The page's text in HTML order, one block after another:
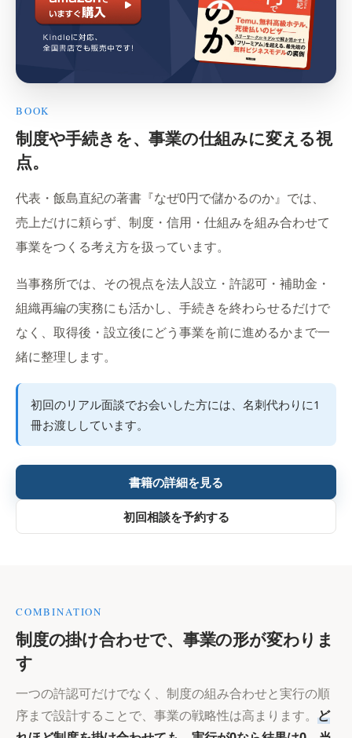
BOOK
制度や手続きを、事業の仕組みに変える視
点。
代表・飯島直紀の著書『なぜ0円で儲かるのか』では、
売上だけに頼らず、制度・信用・仕組みを組み合わせて
事業をつくる考え方を扱っています。
当事務所では、その視点を法人設立・許認可・補助金・
組織再編の実務にも活かし、手続きを終わらせるだけで
なく、取得後・設立後にどう事業を前に進めるかまで一
緒に整理します。
初回のリアル面談でお会いした方には、名刺代わりに1
冊お渡ししています。
書籍の詳細を見る
初回相談を予約する
COMBINATION
制度の掛け合わせで、事業の形が変わりま
す
一つの許認可だけでなく、制度の組み合わせと実行の順
序まで設計することで、事業の戦略性は高まります。 ど